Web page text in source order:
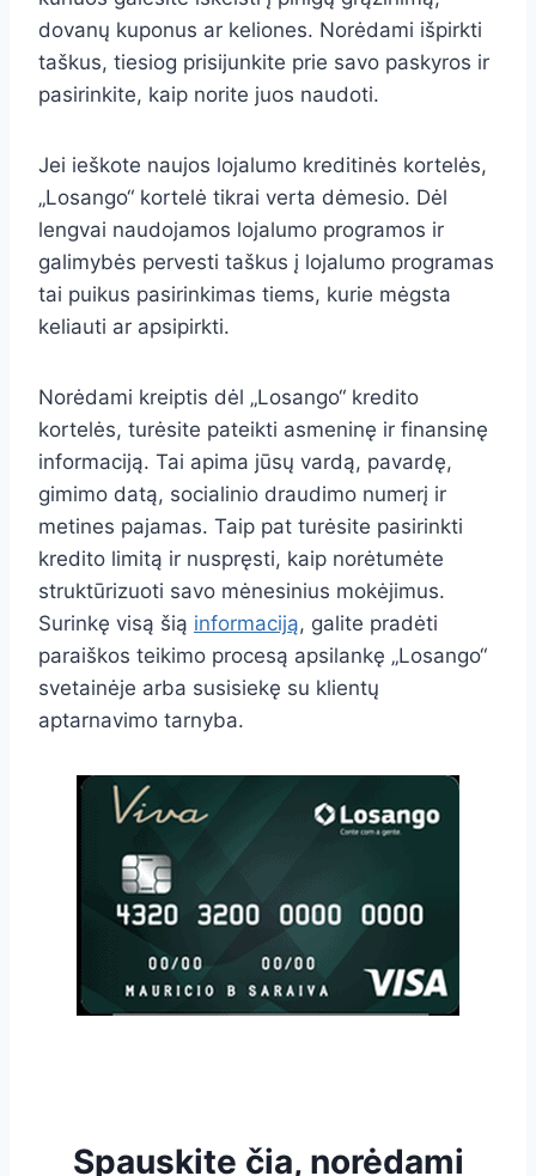
dovanų kuponus ar keliones. Norėdami išpirkti
taškus, tiesiog prisijunkite prie savo paskyros ir
pasirinkite, kaip norite juos naudoti.
Jei ieškote naujos lojalumo kreditinės kortelės,
„Losango“ kortelė tikrai verta dėmesio. Dėl
lengvai naudojamos lojalumo programos ir
galimybės pervesti taškus į lojalumo programas
tai puikus pasirinkimas tiems, kurie mėgsta
keliauti ar apsipirkti.
Norėdami kreiptis dėl „Losango“ kredito
kortelės, turėsite pateikti asmeninę ir finansinę
informaciją. Tai apima jūsų vardą, pavardę,
gimimo datą, socialinio draudimo numerį ir
metines pajamas. Taip pat turėsite pasirinkti
kredito limitą ir nuspręsti, kaip norėtumėte
struktūrizuoti savo mėnesinius mokėjimus.
Surinkę visą šią informaciją, galite pradėti
paraiškos teikimo procesą apsilankę „Losango“
svetainėje arba susisiekę su klientų
aptarnavimo tarnyba.
Spauskite čia, norėdami